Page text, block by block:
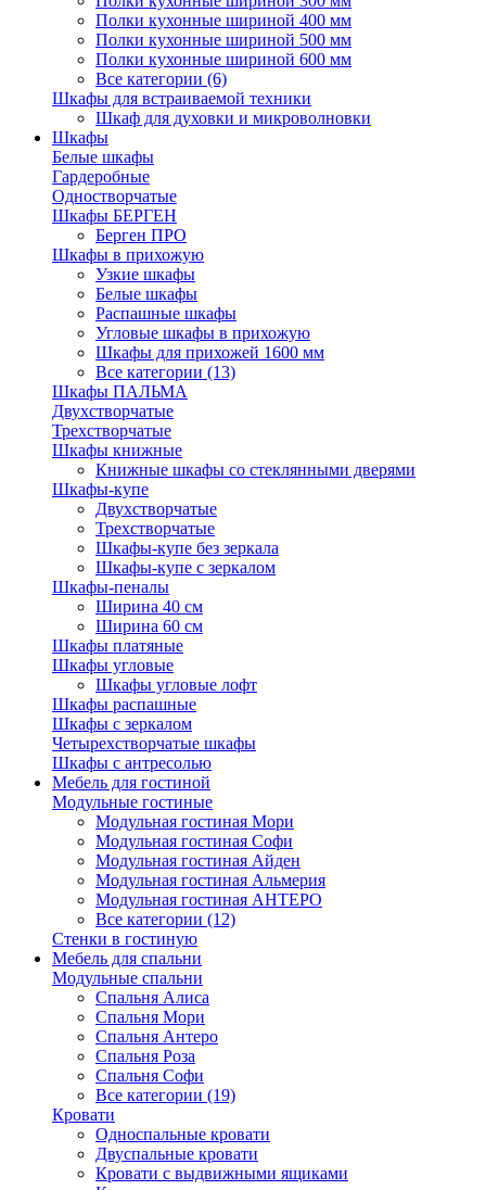
Полки кухонные шириной 400 мм
Полки кухонные шириной 500 мм
Полки кухонные шириной 600 мм
Все категории (6)
Шкафы для встраиваемой техники
Шкаф для духовки и микроволновки
Шкафы
Белые шкафы
Гардеробные
Одностворчатые
Шкафы БЕРГЕН
Берген ПРО
Шкафы в прихожую
Узкие шкафы
Белые шкафы
Распашные шкафы
Угловые шкафы в прихожую
Шкафы для прихожей 1600 мм
Все категории (13)
Шкафы ПАЛЬМА
Двухстворчатые
Трехстворчатые
Шкафы книжные
Книжные шкафы со стеклянными дверями
Шкафы-купе
Двухстворчатые
Трехстворчатые
Шкафы-купе без зеркала
Шкафы-купе с зеркалом
Шкафы-пеналы
Ширина 40 см
Ширина 60 см
Шкафы платяные
Шкафы угловые
Шкафы угловые лофт
Шкафы распашные
Шкафы с зеркалом
Четырехстворчатые шкафы
Шкафы с антресолью
Мебель для гостиной
Модульные гостиные
Модульная гостиная Мори
Модульная гостиная Софи
Модульная гостиная Айден
Модульная гостиная Альмерия
Модульная гостиная АНТЕРО
Все категории (12)
Стенки в гостиную
Мебель для спальни
Модульные спальни
Спальня Алиса
Спальня Мори
Спальня Антеро
Спальня Роза
Спальня Софи
Все категории (19)
Кровати
Односпальные кровати
Двуспальные кровати
Кровати с выдвижными ящиками